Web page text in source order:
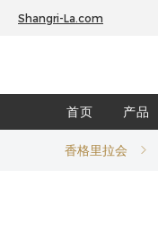
Shangri-La.com
首页 产品
香格里拉会